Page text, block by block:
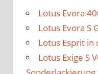
Lotus Evora
Lotus Evora S
Lotus Esprit in
Lotus Exige S